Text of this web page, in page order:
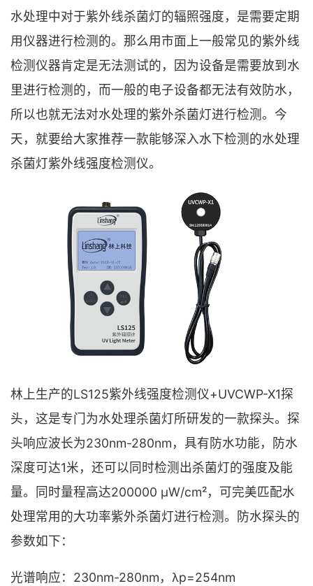
水处理中对于紫外线杀菌灯的辐照强度，是需要定期
用仪器进行检测的。那么用市面上一般常见的紫外线
检测仪器肯定是无法测试的，因为设备是需要放到水
里进行检测的，而一般的电子设备都无法有效防水，
所以也就无法对水处理的紫外杀菌灯进行检测。今
天，就要给大家推荐一款能够深入水下检测的水处理
杀菌灯紫外线强度检测仪。
林上生产的LS125紫外线强度检测仪+UVCWP-X1探
头，这是专门为水处理杀菌灯所研发的一款探头。探
头响应波长为230nm-280nm，具有防水功能，防水
深度可达1米，还可以同时检测出杀菌灯的强度及能
量。同时量程高达200000 μW/cm²，可完美匹配水
处理常用的大功率紫外杀菌灯进行检测。防水探头的
参数如下：
光谱响应：230nm-280nm，λp=254nm